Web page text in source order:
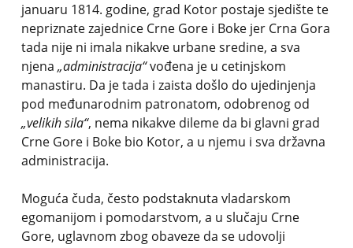
januaru 1814. godine, grad Kotor postaje sjedište te
nepriznate zajednice Crne Gore i Boke jer Crna Gora
tada nije ni imala nikakve urbane sredine, a sva
njena „administracija“vođena je u cetinjskom
manastiru. Da je tada i zaista došlo do ujedinjenja
pod međunarodnim patronatom, odobrenog od
„velikih sila“, nema nikakve dileme da bi glavni grad
Crne Gore i Boke bio Kotor, a u njemu i sva državna
administracija.
Moguća čuda, često podstaknuta vladarskom
egomanijom i pomodarstvom, a u slučaju Crne
Gore, uglavnom zbog obaveze da se udovolji